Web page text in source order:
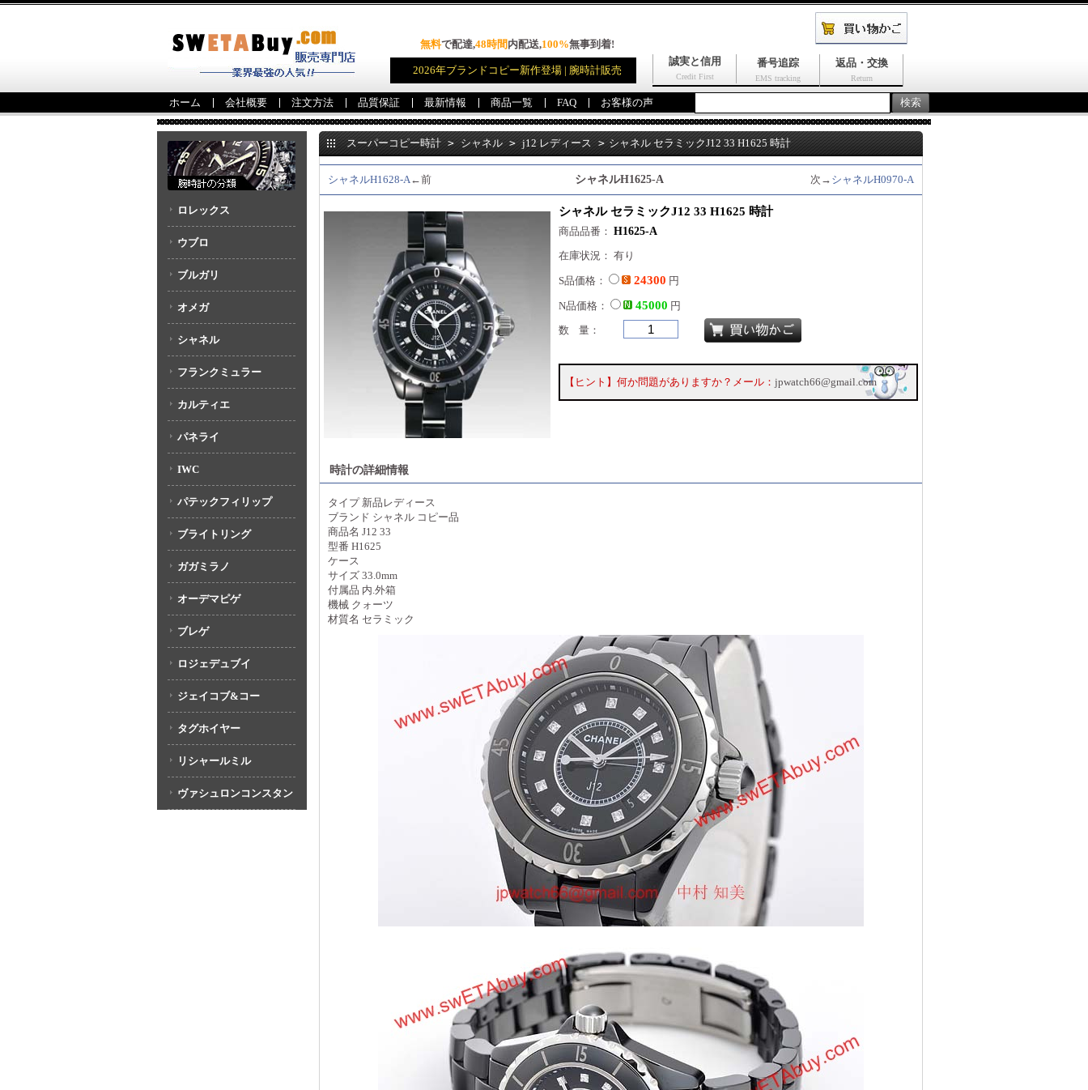
無料で配達,48時間 内配送,100%無事到着!
2026年ブランドコピー新作登場 | 腕時計販売
誠実と信用
Credit First
番号追踪
EMS tracking
返品・交換
Return
ホーム 会社概要 注文方法 品質保証 最新情報 商品一覧 FAQ お客様の声
スーパーコピー時計 > シャネル > j12 レディース > シャネル セラミックJ12 33 H1625 時計
シャネルH1628-A←前 シャネルH1625-A 次→ シャネルH0970-A
シャネル セラミックJ12 33 H1625 時計
商品品番： H1625-A
在庫状況： 有り
S品価格： 24300 円
N品価格： 45000 円
数 量：
【ヒント】何か問題がありますか？メール： jpwatch66@gmail.com
時計の詳細情報
タイプ 新品レディース
ブランド シャネル コピー品
商品名 J12 33
型番 H1625
ケース
サイズ 33.0mm
付属品 内.外箱
機械 クォーツ
材質名 セラミック
ロレックス
ウブロ
ブルガリ
オメガ
シャネル
フランクミュラー
カルティエ
パネライ
IWC
パテックフィリップ
ブライトリング
ガガミラノ
オーデマピゲ
ブレゲ
ロジェデュブイ
ジェイコブ&コー
タグホイヤー
リシャールミル
ヴァシュロンコンスタン